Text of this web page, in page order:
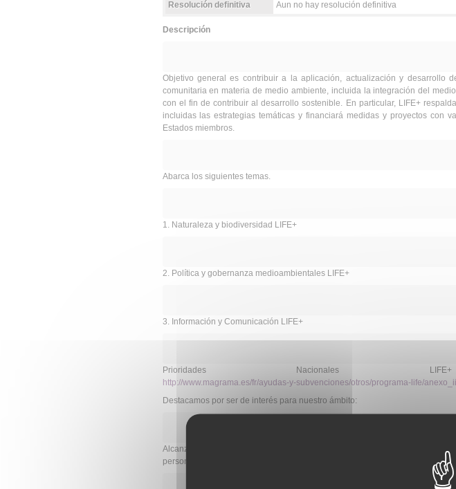
Resolución definitiva
Aun no hay resolución definitiva
Descripción
Objetivo general es contribuir a la aplicación, actualización y desarrollo
comunitaria en materia de medio ambiente, incluida la integración del
con el fin de contribuir al desarrollo sostenible. En particular, LIFE+
incluidas las estrategias temáticas y financiará medidas y proyectos con
Estados miembros.
Abarca los siguientes temas.
1. Naturaleza y biodiversidad LIFE+
2. Política y gobernanza medioambientales LIFE+
3. Información y Comunicación LIFE+
Prioridades Nacionales
http://www.magrama.es/fr/ayudas-y-subvenciones/otros/programa-life/
Destacamos por ser de interés para nuestro ámbito:
Alcanzar los niveles de calidad en el aire que no den lugar a riesgos
personas y del medio ambiente.